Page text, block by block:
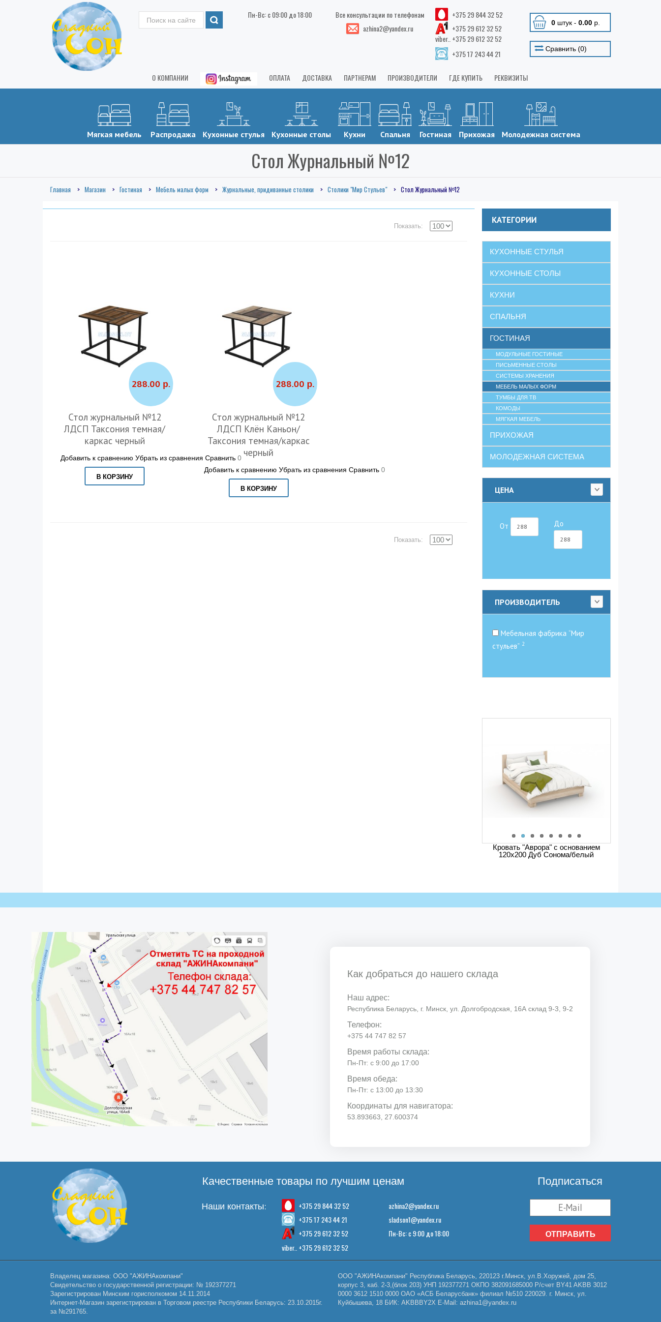
Пн-Вс: с 09:00 до 18:00
Все консультации по телефонам
azhina2@yandex.ru
+375 29 844 32 52
+375 29 612 32 52
viber.. +375 29 612 32 52
+375 17 243 44 21
0штук - 0.00р.
Сравнить (0)
О КОМПАНИИ ОПЛАТА ДОСТАВКА ПАРТНЕРАМ ПРОИЗВОДИТЕЛИ ГДЕ КУПИТЬ РЕКВИЗИТЫ
Мягкая мебель Распродажа Кухонные стулья Кухонные столы Кухни Спальня Гостиная Прихожая Молодежная система
Стол Журнальный №12
Главная Магазин Гостиная Мебель малых форм Журнальные, придиванные столики Столики "Мир Стульев" Стол Журнальный №12
Показать:
288.00 р.
Стол журнальный №12
ЛДСП Таксония темная/
каркас черный
Добавить к сравнению Убрать из сравнения Сравнить 0
В КОРЗИНУ
288.00 р.
Стол журнальный №12
ЛДСП Клён Каньон/
Таксония темная/каркас
черный
Добавить к сравнению Убрать из сравнения Сравнить 0
В КОРЗИНУ
Показать:
КАТЕГОРИИ
КУХОННЫЕ СТУЛЬЯ
КУХОННЫЕ СТОЛЫ
КУХНИ
СПАЛЬНЯ
ГОСТИНАЯ
МОДУЛЬНЫЕ ГОСТИНЫЕ
ПИСЬМЕННЫЕ СТОЛЫ
СИСТЕМЫ ХРАНЕНИЯ
МЕБЕЛЬ МАЛЫХ ФОРМ
ТУМБЫ ДЛЯ ТВ
КОМОДЫ
МЯГКАЯ МЕБЕЛЬ
ПРИХОЖАЯ
МОЛОДЕЖНАЯ СИСТЕМА
ЦЕНА
От До
ПРОИЗВОДИТЕЛЬ
Мебельная фабрика “Мир
стульев” 2
Кровать "Аврора" с основанием
120х200 Дуб Сонома/белый
Как добраться до нашего склада
Наш адрес:
Республика Беларусь, г. Минск, ул. Долгобродская, 16А склад 9-3, 9-2
Телефон:
+375 44 747 82 57
Время работы склада:
Пн-Пт: с 9:00 до 17:00
Время обеда:
Пн-Пт: с 13:00 до 13:30
Координаты для навигатора:
53.893663, 27.600374
Качественные товары по лучшим ценам
Наши контакты:
+375 29 844 32 52
+375 17 243 44 21
+375 29 612 32 52
viber.. +375 29 612 32 52
azhina2@yandex.ru
sladson1@yandex.ru
Пн-Вс: с 9:00 до 18:00
Подписаться
ОТПРАВИТЬ
Владелец магазина: ООО "АЖИНАкомпани"
Свидетельство о государственной регистрации: № 192377271
Зарегистрирован Минским горисполкомом 14.11.2014
Интернет-Магазин зарегистрирован в Торговом реестре Республики Беларусь: 23.10.2015г.
за №291765.
ООО "АЖИНАкомпани" Республика Беларусь, 220123 г.Минск, ул.В.Хоружей, дом 25,
корпус 3, каб. 2-3,(блок 203) УНП 192377271 ОКПО 382091685000 Р/счет BY41 AKBB 3012
0000 3612 1510 0000 ОАО «АСБ Беларусбанк» филиал №510 220029. г. Минск, ул.
Куйбышева, 18 БИК: AKBBBY2X E-Mail: azhina1@yandex.ru